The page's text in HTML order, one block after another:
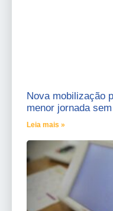
Nova mobilização
menor jornada
Leia mais »